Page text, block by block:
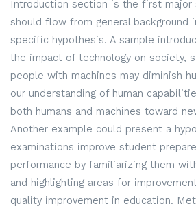
Introduction section is the first
should flow from general background
specific hypothesis. A sample
the impact of technology on society,
people with machines may diminish
our understanding of human
both humans and machines toward
Another example could present a
examinations improve student
performance by familiarizing them
and highlighting areas for
quality improvement in education.